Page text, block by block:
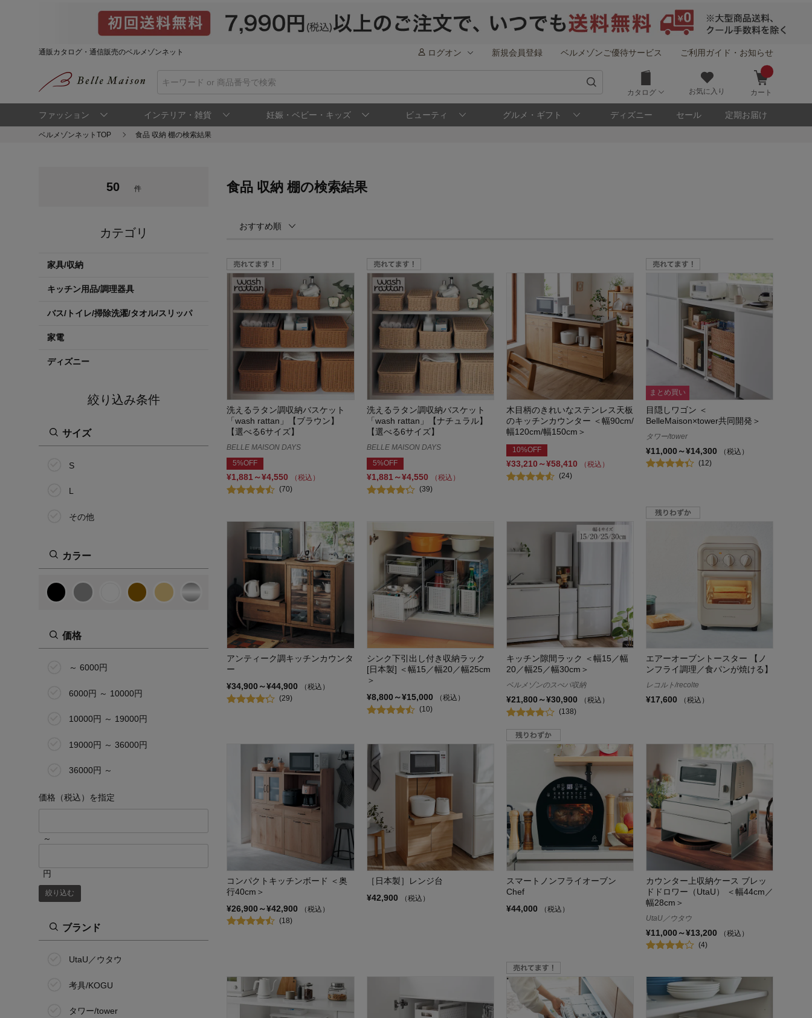
通販カタログ・通信販売のベルメゾンネット ログオン 新規会員登録 ベルメゾンご優待サービス ご利用ガイド・お知らせ
カタログ お気に入り カート
ファッション インテリア・雑貨 妊娠・ベビー・キッズ ビューティ グルメ・ギフト ディズニー セール 定期お届け
ベルメゾンネットTOP 食品 収納 棚の検索結果
50 件
カテゴリ
家具/収納
キッチン用品/調理器具
バス/トイレ/掃除洗濯/タオル/スリッパ
家電
ディズニー
絞り込み条件
サイズ
S
L
その他
カラー
価格
～ 6000円
6000円 ～ 10000円
10000円 ～ 19000円
19000円 ～ 36000円
36000円 ～
価格（税込）を指定
～
円
絞り込む
ブランド
UtaU／ウタウ
考具/KOGU
タワー/tower
食品 収納 棚の検索結果
おすすめ順
洗えるラタン調収納バスケット
「wash rattan」【ブラウン】
【選べる6サイズ】
BELLE MAISON DAYS
5%OFF
¥1,881～¥4,550
（税込）
(70)
洗えるラタン調収納バスケット
「wash rattan」【ナチュラル】
【選べる6サイズ】
BELLE MAISON DAYS
5%OFF
¥1,881～¥4,550
（税込）
(39)
木目柄のきれいなステンレス天板
のキッチンカウンター ＜幅90cm/
幅120cm/幅150cm＞
10%OFF
¥33,210～¥58,410
（税込）
(24)
まとめ買い
目隠しワゴン ＜
BelleMaison×tower共同開発＞
タワー/tower
¥11,000～¥14,300
（税込）
(12)
アンティーク調キッチンカウンタ
ー
¥34,900～¥44,900
（税込）
(29)
シンク下引出し付き収納ラック
[日本製] ＜幅15／幅20／幅25cm
＞
¥8,800～¥15,000
（税込）
(10)
キッチン隙間ラック ＜幅15／幅
20／幅25／幅30cm＞
ベルメゾンのスぺパ収納
¥21,800～¥30,900
（税込）
(138)
エアーオーブントースター 【ノ
ンフライ調理／食パンが焼ける】
レコルト/recolte
¥17,600 （税込）
コンパクトキッチンボード ＜奥
行40cm＞
¥26,900～¥42,900
（税込）
(18)
［日本製］レンジ台
¥42,900
（税込）
スマートノンフライオーブン
Chef
¥44,000
（税込）
カウンター上収納ケース ブレッ
ドドロワー（UtaU） ＜幅44cm／
幅28cm＞
UtaU／ウタウ
¥11,000～¥13,200
（税込）
(4)